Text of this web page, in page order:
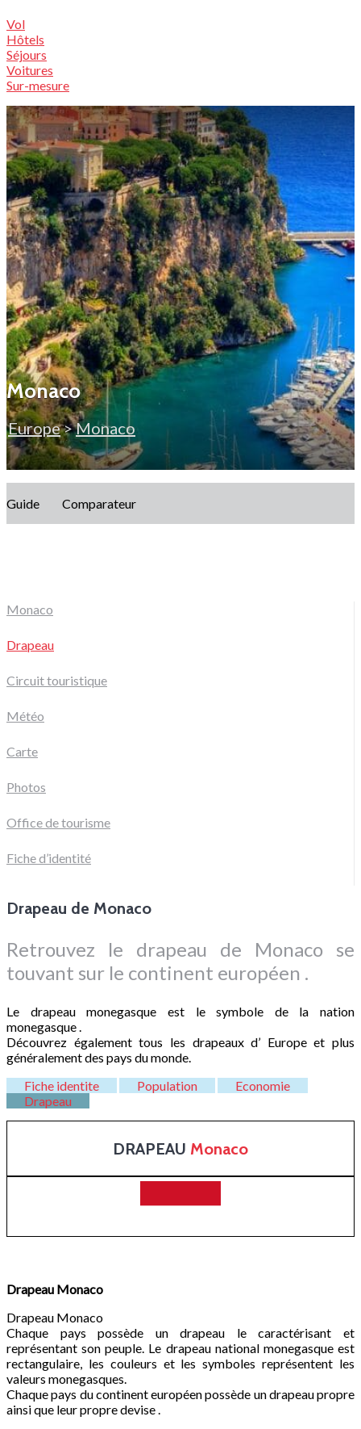
Vol
Hôtels
Séjours
Voitures
Sur-mesure
Monaco
Europe>Monaco
Guide Comparateur
Monaco
Drapeau
Circuit touristique
Météo
Carte
Photos
Office de tourisme
Fiche d’identité
Drapeau de Monaco
Retrouvez le drapeau de Monaco se
touvant sur le continent européen .
Le drapeau monegasque est le symbole de la nation
monegasque .
Découvrez également tous les drapeaux d’ Europe et plus
généralement des pays du monde.
Fiche identite
Population
Economie
Drapeau
DRAPEAU Monaco
Drapeau Monaco
Drapeau Monaco
Chaque pays possède un drapeau le caractérisant et
représentant son peuple. Le drapeau national monegasque est
rectangulaire, les couleurs et les symboles représentent les
valeurs monegasques.
Chaque pays du continent européen possède un drapeau propre
ainsi que leur propre devise .